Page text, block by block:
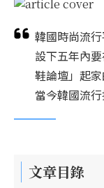
韓國時尚流
設下五年內
鞋論壇」起
當今韓國流行
文章目錄